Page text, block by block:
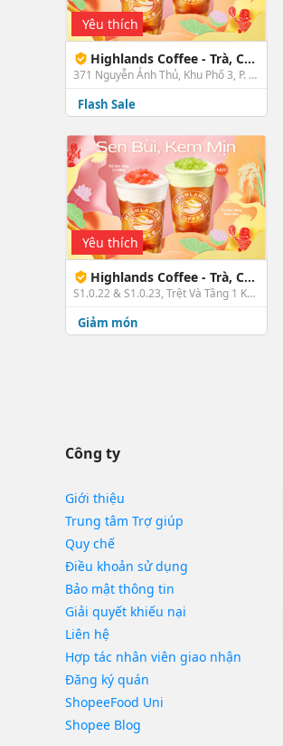
Yêu thích
Highlands Coffee - Trà, Cà Phê & Bánh - Trung Mỹ Tây
371 Nguyễn Ảnh Thủ, Khu Phố 3, P. Trung Mỹ Tây, Quận 12, TP. HCM
Flash Sale
Yêu thích
Highlands Coffee - Trà, Cà Phê & Bánh - Celadon Tân Phú
S1.0.22 & S1.0.23, Trệt Và Tầng 1 Khối Đế P1 Khu Chung Cư A5, Số 3 Đường N1, P. Sơn Kỳ, Tân Phú, TP. HCM
Giảm món
Công ty
Giới thiệu
Trung tâm Trợ giúp
Quy chế
Điều khoản sử dụng
Bảo mật thông tin
Giải quyết khiếu nại
Liên hệ
Hợp tác nhân viên giao nhận
Đăng ký quán
ShopeeFood Uni
Shopee Blog